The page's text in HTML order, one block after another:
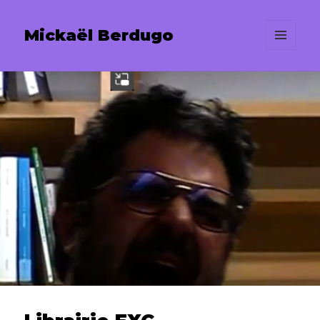
Mickaël Berdugo